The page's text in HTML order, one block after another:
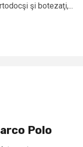
şi botezaţi,...
Polo